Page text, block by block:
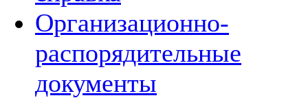
Организационно-
распорядительные
документы